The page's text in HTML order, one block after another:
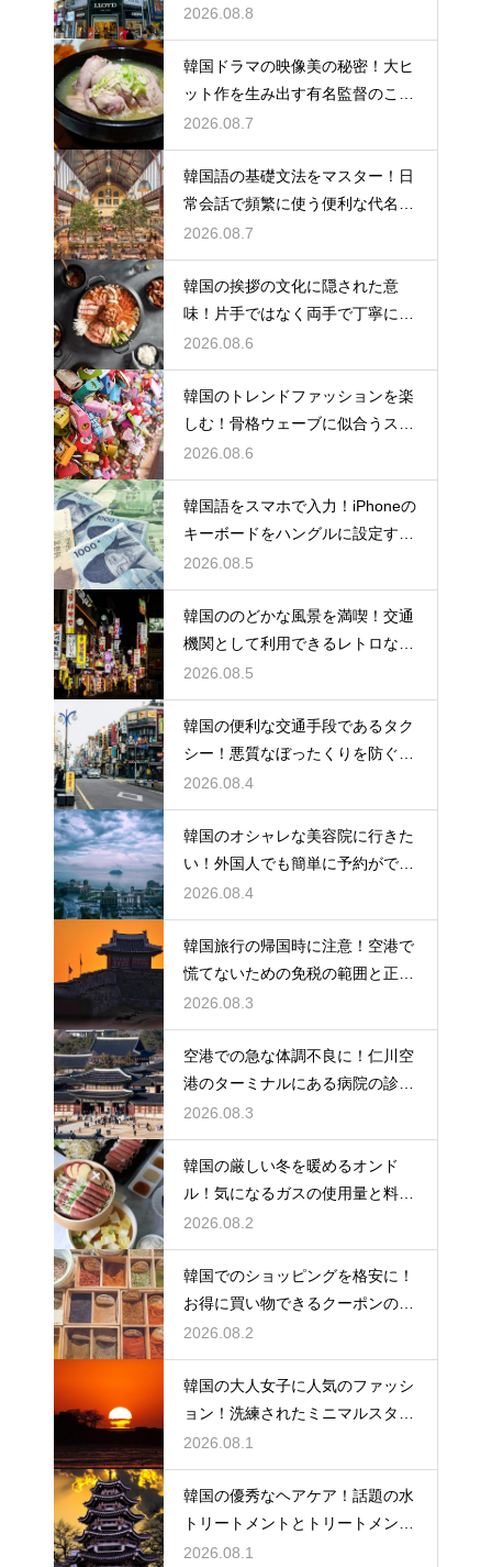
驚きの効能
2026.08.8
韓国ドラマの映像美の秘密！大ヒ
ット作を生み出す有名監督のこだ
わりの特徴
2026.08.7
韓国語の基礎文法をマスター！日
常会話で頻繁に使う便利な代名詞
の一覧
2026.08.7
韓国の挨拶の文化に隠された意
味！片手ではなく両手で丁寧に握
手する理由
2026.08.6
韓国のトレンドファッションを楽
しむ！骨格ウェーブに似合うスタ
イルの特徴
2026.08.6
韓国語をスマホで入力！iPhoneの
キーボードをハングルに設定する
手順
2026.08.5
韓国ののどかな風景を満喫！交通
機関として利用できるレトロな観
光の馬車
2026.08.5
韓国の便利な交通手段であるタク
シー！悪質なぼったくりを防ぐ確
実な対策
2026.08.4
韓国のオシャレな美容院に行きた
い！外国人でも簡単に予約ができ
るアプリ
2026.08.4
韓国旅行の帰国時に注意！空港で
慌てないための免税の範囲と正し
い計算
2026.08.3
空港での急な体調不良に！仁川空
港のターミナルにある病院の診療
時間
2026.08.3
韓国の厳しい冬を暖めるオンド
ル！気になるガスの使用量と料金
の目安
2026.08.2
韓国でのショッピングを格安に！
お得に買い物できるクーポンの賢
い探し方
2026.08.2
韓国の大人女子に人気のファッシ
ョン！洗練されたミニマルスタイ
ルの特徴
2026.08.1
韓国の優秀なヘアケア！話題の水
トリートメントとトリートメント
の使い分け
2026.08.1